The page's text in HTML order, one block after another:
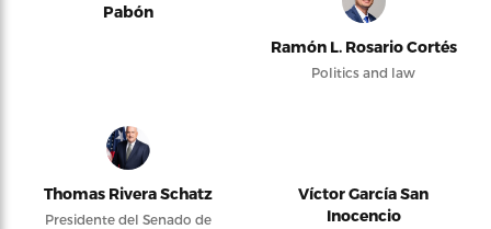
Pabón
Ramón L. Rosario Cortés
Politics and law
Thomas Rivera Schatz
Presidente del Senado de
Víctor García San
Inocencio